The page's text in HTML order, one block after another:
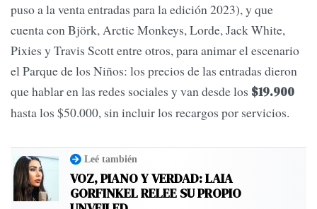
puso a la venta entradas para la edición 2023), y que
cuenta con Björk, Arctic Monkeys, Lorde, Jack White,
Pixies y Travis Scott entre otros, para animar el escenario
el Parque de los Niños: los precios de las entradas dieron
que hablar en las redes sociales y van desde los $19.900
hasta los $50.000, sin incluir los recargos por servicios.
Leé también
VOZ, PIANO Y VERDAD: LAIA
GORFINKEL RELEE SU PROPIO